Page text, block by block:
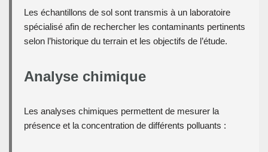
Les échantillons de sol sont transmis à un laboratoire
spécialisé afin de rechercher les contaminants pertinents
selon l’historique du terrain et les objectifs de l’étude.
Analyse chimique
Les analyses chimiques permettent de mesurer la
présence et la concentration de différents polluants :